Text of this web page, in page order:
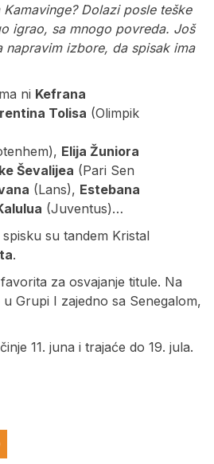
Dolazi posle teške
igrao, sa mnogo povreda. Još
napravim izbore, da spisak ima
ni Kefrana
Tolisa (Olimpik
Elija Žuniora
Ševalijea (Pari Sen
(Lans), Estebana
(Juventus)…
su tandem Kristal
.
za osvajanje titule. Na
Grupi I zajedno sa Senegalom,
11. juna i trajaće do 19. jula.